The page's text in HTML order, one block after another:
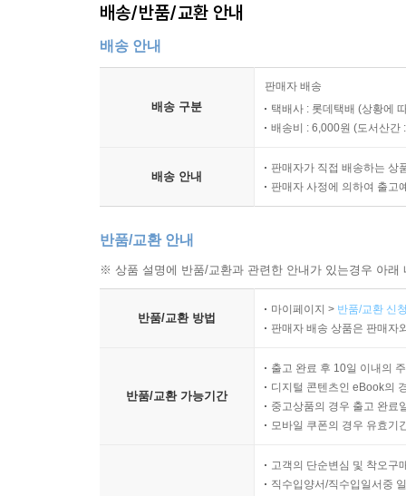
배송/반품/교환 안내
배송 안내
배송 구분
판매자 배송
택배사 : 롯데택배 (상황에
배송비 : 6,000원 (도서산간
배송 안내
판매자가 직접 배송하는 상
판매자 사정에 의하여 출고
반품/교환 안내
※ 상품 설명에 반품/교환과 관련한 안내가 있는경우 아
반품/교환 방법
마이페이지 > 반품/교환 신
판매자 배송 상품은 판매자
반품/교환 가능기간
출고 완료 후 10일 이내의
디지털 콘텐츠인 eBook의
중고상품의 경우 출고 완료
모바일 쿠폰의 경우 유효기
고객의 단순변심 및 착오구
직수입양서/직수입일서중